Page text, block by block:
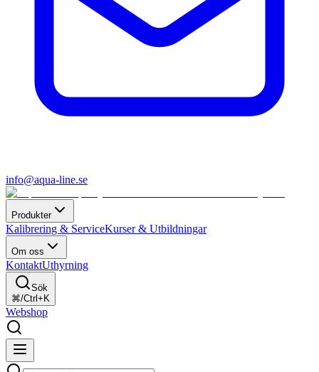
info@aqua-line.se
Produkter
Kalibrering & ServiceKurser & Utbildningar
Om oss
KontaktUthyrning
Sök
⌘/Ctrl+K
Webshop